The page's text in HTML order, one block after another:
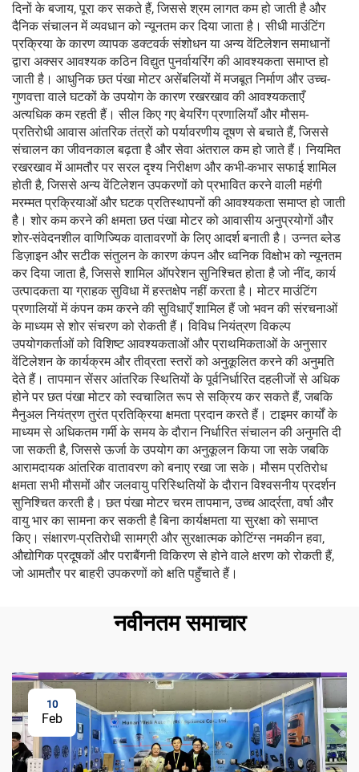
दिनों के बजाय, पूरा कर सकते हैं, जिससे श्रम लागत कम हो जाती है और
दैनिक संचालन में व्यवधान को न्यूनतम कर दिया जाता है। सीधी माउंटिंग
प्रक्रिया के कारण व्यापक डक्टवर्क संशोधन या अन्य वेंटिलेशन समाधानों
द्वारा अक्सर आवश्यक कठिन विद्युत पुनर्वायरिंग की आवश्यकता समाप्त हो
जाती है। आधुनिक छत पंखा मोटर असेंबलियों में मजबूत निर्माण और उच्च-
गुणवत्ता वाले घटकों के उपयोग के कारण रखरखाव की आवश्यकताएँ
अत्यधिक कम रहती हैं। सील किए गए बेयरिंग प्रणालियाँ और मौसम-
प्रतिरोधी आवास आंतरिक तंत्रों को पर्यावरणीय दूषण से बचाते हैं, जिससे
संचालन का जीवनकाल बढ़ता है और सेवा अंतराल कम हो जाते हैं। नियमित
रखरखाव में आमतौर पर सरल दृश्य निरीक्षण और कभी-कभार सफाई शामिल
होती है, जिससे अन्य वेंटिलेशन उपकरणों को प्रभावित करने वाली महंगी
मरम्मत प्रक्रियाओं और घटक प्रतिस्थापनों की आवश्यकता समाप्त हो जाती
है। शोर कम करने की क्षमता छत पंखा मोटर को आवासीय अनुप्रयोगों और
शोर-संवेदनशील वाणिज्यिक वातावरणों के लिए आदर्श बनाती है। उन्नत ब्लेड
डिज़ाइन और सटीक संतुलन के कारण कंपन और ध्वनिक विक्षोभ को न्यूनतम
कर दिया जाता है, जिससे शामिल ऑपरेशन सुनिश्चित होता है जो नींद, कार्य
उत्पादकता या ग्राहक सुविधा में हस्तक्षेप नहीं करता है। मोटर माउंटिंग
प्रणालियों में कंपन कम करने की सुविधाएँ शामिल हैं जो भवन की संरचनाओं
के माध्यम से शोर संचरण को रोकती हैं। विविध नियंत्रण विकल्प
उपयोगकर्ताओं को विशिष्ट आवश्यकताओं और प्राथमिकताओं के अनुसार
वेंटिलेशन के कार्यक्रम और तीव्रता स्तरों को अनुकूलित करने की अनुमति
देते हैं। तापमान सेंसर आंतरिक स्थितियों के पूर्वनिर्धारित दहलीजों से अधिक
होने पर छत पंखा मोटर को स्वचालित रूप से सक्रिय कर सकते हैं, जबकि
मैनुअल नियंत्रण तुरंत प्रतिक्रिया क्षमता प्रदान करते हैं। टाइमर कार्यों के
माध्यम से अधिकतम गर्मी के समय के दौरान निर्धारित संचालन की अनुमति दी
जा सकती है, जिससे ऊर्जा के उपयोग का अनुकूलन किया जा सके जबकि
आरामदायक आंतरिक वातावरण को बनाए रखा जा सके। मौसम प्रतिरोध
क्षमता सभी मौसमों और जलवायु परिस्थितियों के दौरान विश्वसनीय प्रदर्शन
सुनिश्चित करती है। छत पंखा मोटर चरम तापमान, उच्च आर्द्रता, वर्षा और
वायु भार का सामना कर सकती है बिना कार्यक्षमता या सुरक्षा को समाप्त
किए। संक्षारण-प्रतिरोधी सामग्री और सुरक्षात्मक कोटिंग्स नमकीन हवा,
औद्योगिक प्रदूषकों और पराबैंगनी विकिरण से होने वाले क्षरण को रोकती हैं,
जो आमतौर पर बाहरी उपकरणों को क्षति पहुँचाते हैं।
नवीनतम समाचार
10
Feb